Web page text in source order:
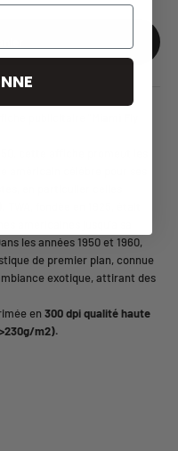
publicitaire "
cette affiche promeut les
américain célèbre pour ses
en particulier celles
fondée en 1925, était
américaines jusqu'à sa
les années 1950 et 1960,
de premier plan, connue
exotique, attirant des
en 300 dpi qualité haute
m2).